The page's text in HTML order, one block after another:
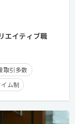
エイティブ職
取引多数
ム制